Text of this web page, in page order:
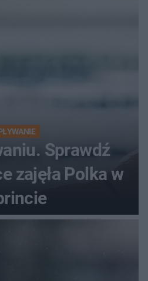
Sprawdź
zajęła Polka w